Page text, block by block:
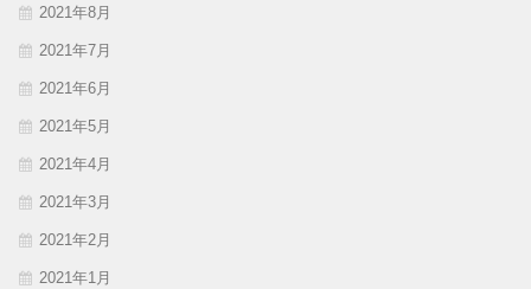
2021年8月
2021年7月
2021年6月
2021年5月
2021年4月
2021年3月
2021年2月
2021年1月